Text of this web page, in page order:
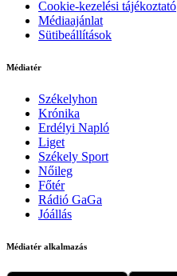
Cookie-kezelési tájékoztató
Médiaajánlat
Sütibeállítások
Médiatér
Székelyhon
Krónika
Erdélyi Napló
Liget
Székely Sport
Nőileg
Főtér
Rádió GaGa
Jóállás
Médiatér alkalmazás